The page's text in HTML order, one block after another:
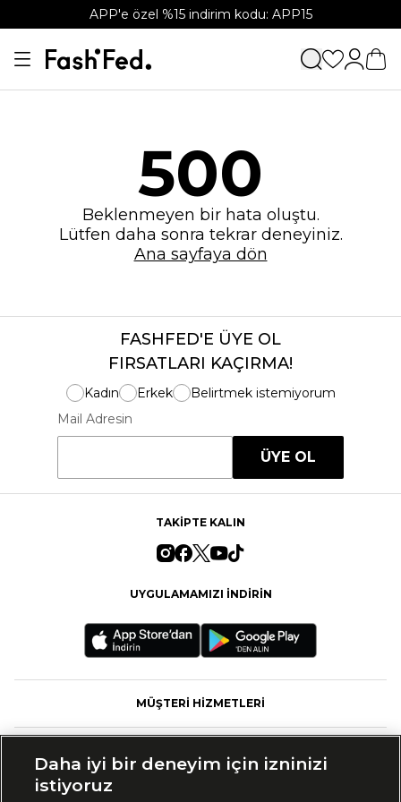
APP'e özel %15 indirim kodu: APP15
500
Beklenmeyen bir hata oluştu.
Lütfen daha sonra tekrar deneyiniz.
Ana sayfaya dön
FASHFED'E ÜYE OL
FIRSATLARI KAÇIRMA!
Kadın Erkek
Belirtmek istemiyorum
Mail Adresin
ÜYE OL
TAKİPTE KALIN
UYGULAMAMIZI İNDİRİN
MÜŞTERİ HİZMETLERİ
Daha iyi bir deneyim için izninizi
istiyoruz